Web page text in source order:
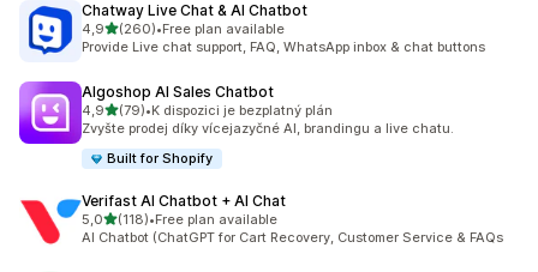
Chatway Live Chat & AI Chatbot
4,9z 5 hvězd
(260)
Celkový počet recenzí: 260
•Free plan available
Provide Live chat support, FAQ, WhatsApp inbox & chat buttons
Algoshop AI Sales Chatbot
4,9z 5 hvězd
(79)
Celkový počet recenzí: 79
•K dispozici je bezplatný plán
Zvyšte prodej díky vícejazyčné AI, brandingu a live chatu.
Built for Shopify
Verifast AI Chatbot + AI Chat
5,0z 5 hvězd
(118)
Celkový počet recenzí: 118
•Free plan available
AI Chatbot (ChatGPT for Cart Recovery, Customer Service & FAQs